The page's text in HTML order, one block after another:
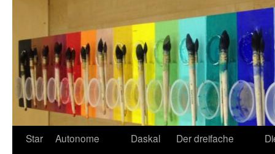
Star
Autonome
Daskal
Der dreifache